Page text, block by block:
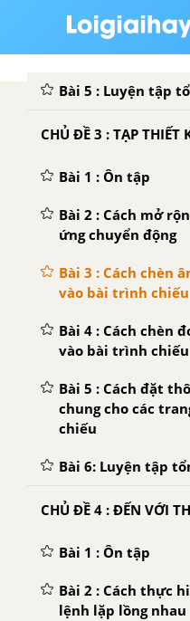
Bài 4 : Thao tác
trang văn bản,
trong văn bản
Bài 5 : Luyện tập
Bài 1 : Ôn tập
Bài 2 : Cách mở
ứng chuyển động
Bài 3 : Cách chèn
vào bài trình chiếu
Bài 4 : Cách chèn
vào bài trình chiếu
Bài 5 : Cách đặt
chung cho các
chiếu
Bài 6: Luyện tập
Bài 1 : Ôn tập
Bài 2 : Cách thực
lệnh lặp lồng nhau